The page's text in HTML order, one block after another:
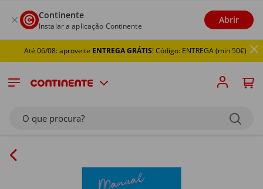
Continente
Instalar a aplicação Continente
Abrir
Até 06/08: aproveiteENTREGA GRÁTIS! Código: ENTREGA (min 50€)
O que procura?